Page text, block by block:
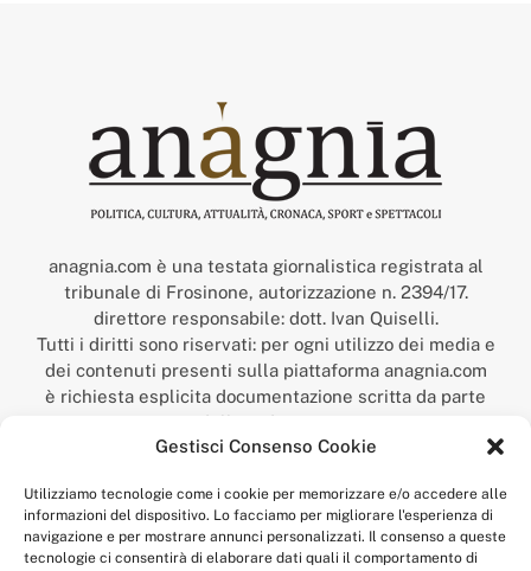
Gestisci Consenso Cookie
Utilizziamo tecnologie come i cookie per memorizzare e/o accedere alle
informazioni del dispositivo. Lo facciamo per migliorare l'esperienza di
navigazione e per mostrare annunci personalizzati. Il consenso a queste
tecnologie ci consentirà di elaborare dati quali il comportamento di
anagnia.com è una testata giornalistica registrata al
tribunale di Frosinone, autorizzazione n. 2394/17.
direttore responsabile: dott. Ivan Quiselli.
Tutti i diritti sono riservati: per ogni utilizzo dei media e
dei contenuti presenti sulla piattaforma anagnia.com
è richiesta esplicita documentazione scritta da parte
della redazione.
“Anagnia” è un marchio registrato presso l’Ufficio Italiano
Economico,
num. registrazione: 302017000014044 del 9 febbraio 2017.
Per contatti:redazione@anagnia.com